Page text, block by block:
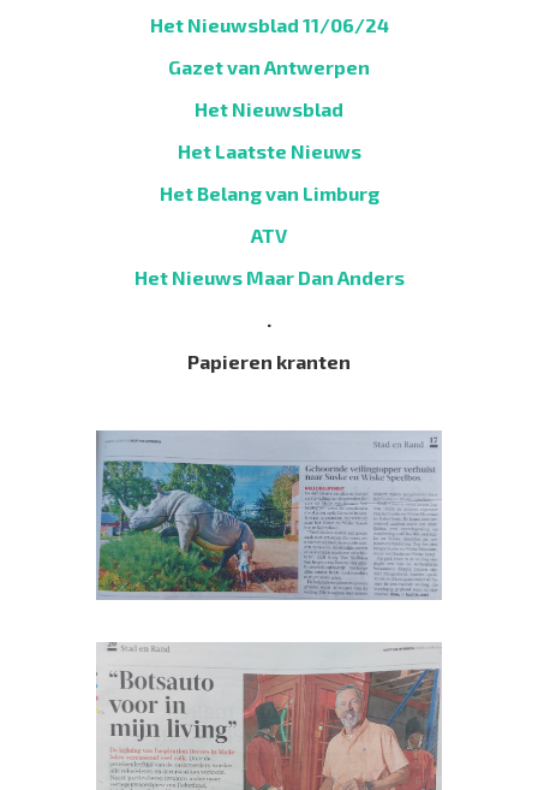
Het Nieuwsblad 11/06/24
Gazet van Antwerpen
Het Nieuwsblad
Het Laatste Nieuws
Het Belang van Limburg
ATV
Het Nieuws Maar Dan Anders
.
Papieren kranten